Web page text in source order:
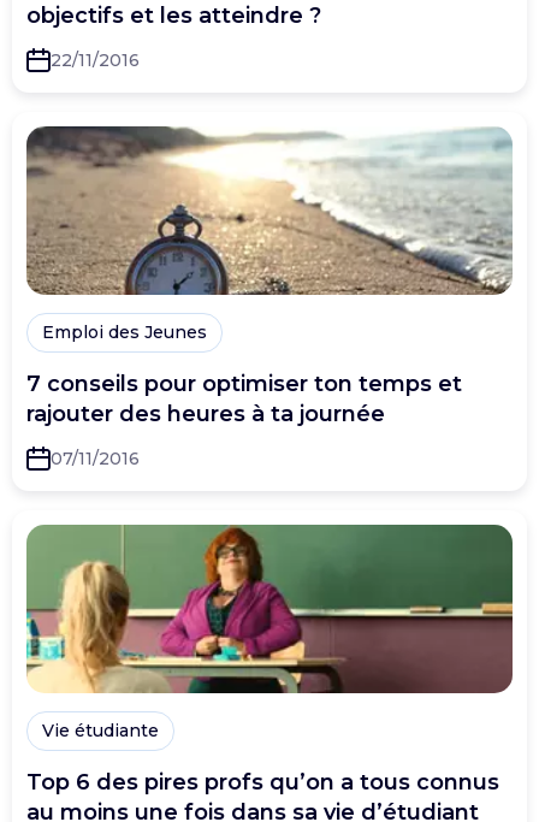
objectifs et les atteindre ?
22/11/2016
Emploi des Jeunes
7 conseils pour optimiser ton temps et
rajouter des heures à ta journée
07/11/2016
Vie étudiante
Top 6 des pires profs qu’on a tous connus
au moins une fois dans sa vie d’étudiant